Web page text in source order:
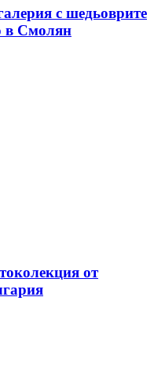
с шедьоврите
в Смолян
от